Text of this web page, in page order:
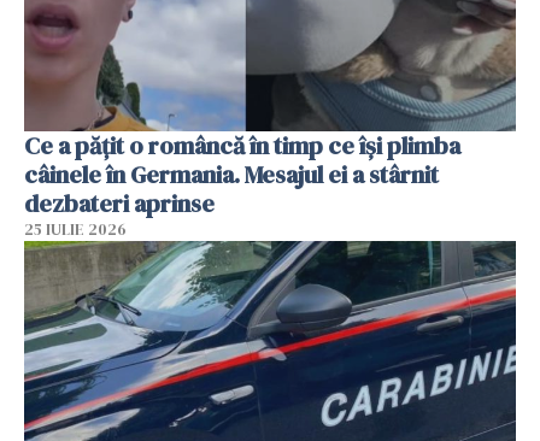
Ce a pățit o româncă în timp ce își plimba
câinele în Germania. Mesajul ei a stârnit
dezbateri aprinse
25 IULIE 2026